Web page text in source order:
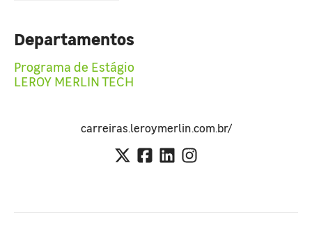
Departamentos
Programa de Estágio
LEROY MERLIN TECH
carreiras.leroymerlin.com.br/